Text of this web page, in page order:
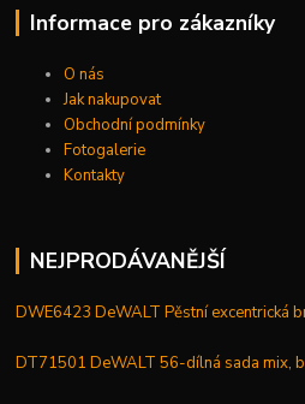
Informace pro zákazníky
O nás
Jak nakupovat
Obchodní podmínky
Fotogalerie
Kontakty
NEJPRODÁVANĚJŠÍ
DWE6423 DeWALT Pěstní excentrická
DT71501 DeWALT 56-dílná sada mix,